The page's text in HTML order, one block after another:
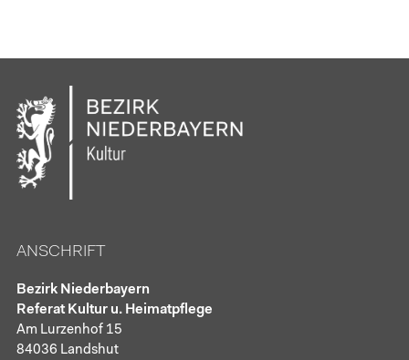
ANSCHRIFT
Bezirk Niederbayern
Referat Kultur u. Heimatpflege
Am Lurzenhof 15
84036 Landshut